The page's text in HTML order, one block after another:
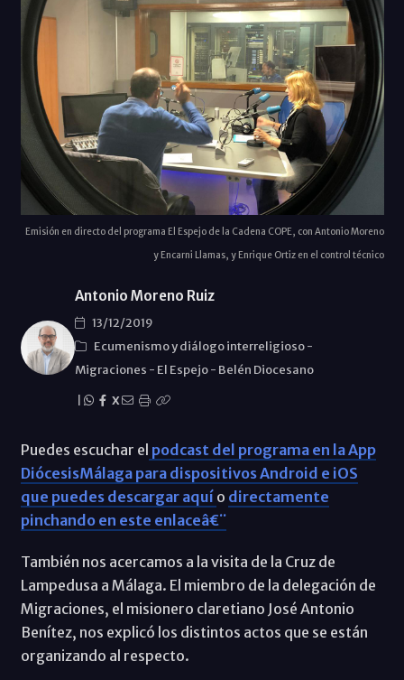
Emisión en directo del programa El Espejo de la Cadena COPE, con Antonio Moreno
y Encarni Llamas, y Enrique Ortiz en el control técnico
Antonio Moreno Ruiz
13/12/2019
Ecumenismo y diálogo interreligioso-
Migraciones - El Espejo- Belén Diocesano
X
Puedes escuchar el podcast del programa en la App
DiócesisMálaga para dispositivos Android e iOS
que puedes descargar aquí o directamente
pinchando en este enlaceâ€¨
También nos acercamos a la visita de la Cruz de
Lampedusa a Málaga. El miembro de la delegación de
Migraciones, el misionero claretiano José Antonio
Benítez, nos explicó los distintos actos que se están
organizando al respecto.